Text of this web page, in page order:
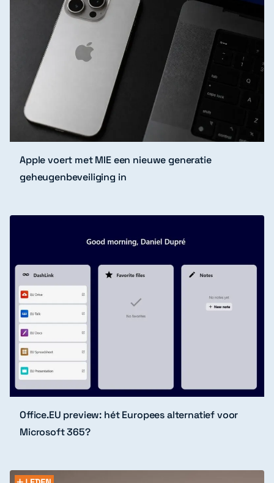
Apple voert met MIE een nieuwe generatie
geheugenbeveiliging in
Office.EU preview: hét Europees alternatief voor
Microsoft 365?